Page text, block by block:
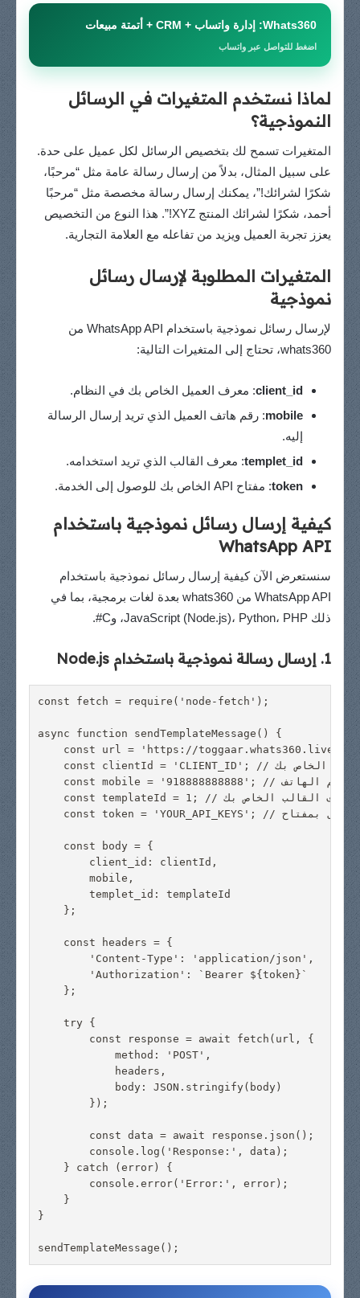
Whats360: إدارة واتساب + CRM + أتمتة مبيعات
اضغط للتواصل عبر واتساب
لماذا نستخدم المتغيرات في الرسائل
النموذجية؟
المتغيرات تسمح لك بتخصيص الرسائل لكل عميل على حدة.
على سبيل المثال، بدلاً من إرسال رسالة عامة مثل “مرحبًا،
شكرًا لشرائك!”، يمكنك إرسال رسالة مخصصة مثل “مرحبًا
أحمد، شكرًا لشرائك المنتج XYZ!”. هذا النوع من التخصيص
يعزز تجربة العميل ويزيد من تفاعله مع العلامة التجارية.
المتغيرات المطلوبة لإرسال رسائل
نموذجية
لإرسال رسائل نموذجية باستخدام WhatsApp API من
whats360، تحتاج إلى المتغيرات التالية:
client_id: معرف العميل الخاص بك في النظام.
mobile: رقم هاتف العميل الذي تريد إرسال الرسالة
إليه.
templet_id: معرف القالب الذي تريد استخدامه.
token: مفتاح API الخاص بك للوصول إلى الخدمة.
كيفية إرسال رسائل نموذجية باستخدام
WhatsApp API
سنستعرض الآن كيفية إرسال رسائل نموذجية باستخدام
WhatsApp API من whats360 بعدة لغات برمجية، بما في
ذلك JavaScript (Node.js)، Python، PHP، وC#.
1. إرسال رسالة نموذجية باستخدام Node.js
const fetch = require('node-fetch');
async function sendTemplateMessage() {
const url = 'https://toggaar.whats360.live/
    const clientId = 'CLIENT_ID'; // استبدل بمعرف العميل الخاص بك
    const mobile = '918888888888'; // استبدل برقم الهاتف
    const templateId = 1; // استبدل بمعرف القالب الخاص بك
    const token = 'YOUR_API_KEYS'; // استبدل بمفتاح API الخاص بك
    const body = {
        client_id: clientId,
        mobile,
        templet_id: templateId
    };
    const headers = {
        'Content-Type': 'application/json',
        'Authorization': `Bearer ${token}`
    };
    try {
        const response = await fetch(url, {
            method: 'POST',
            headers,
            body: JSON.stringify(body)
        });
        const data = await response.json();
        console.log('Response:', data);
    } catch (error) {
        console.error('Error:', error);
    }
}